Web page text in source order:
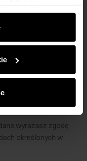
treści,
informujące o
Informacje o tym,
i
te informacje z
wyrażasz zgodę
określonych w